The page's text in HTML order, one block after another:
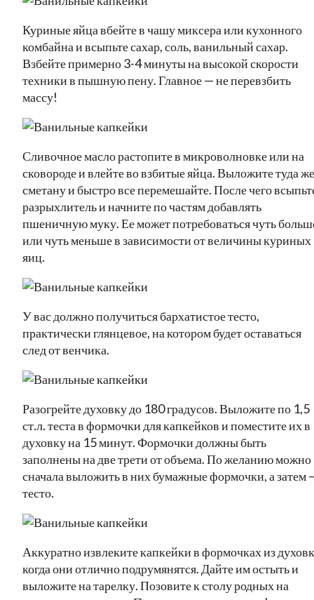
Куриные яйца вбейте в чашу миксера или кухонного
комбайна и всыпьте сахар, соль, ванильный сахар.
Взбейте примерно 3-4 минуты на высокой скорости
техники в пышную пену. Главное — не перевзбить
массу!
Сливочное масло растопите в микроволновке или на
сковороде и влейте во взбитые яйца. Выложите туда же
сметану и быстро все перемешайте. После чего
разрыхлитель и начните по частям добавлять
пшеничную муку. Ее может потребоваться чуть
или чуть меньше в зависимости от величины куриных
яиц.
У вас должно получиться бархатистое тесто,
практически глянцевое, на котором будет оставаться
след от венчика.
Разогрейте духовку до 180 градусов. Выложите по 1,5
ст.л. теста в формочки для капкейков и поместите их в
духовку на 15 минут. Формочки должны быть
заполнены на две трети от объема. По желанию можно
сначала выложить в них бумажные формочки, а затем
тесто.
Аккуратно извлеките капкейки в формочках из
когда они отлично подрумянятся. Дайте им остыть и
выложите на тарелку. Позовите к столу родных на